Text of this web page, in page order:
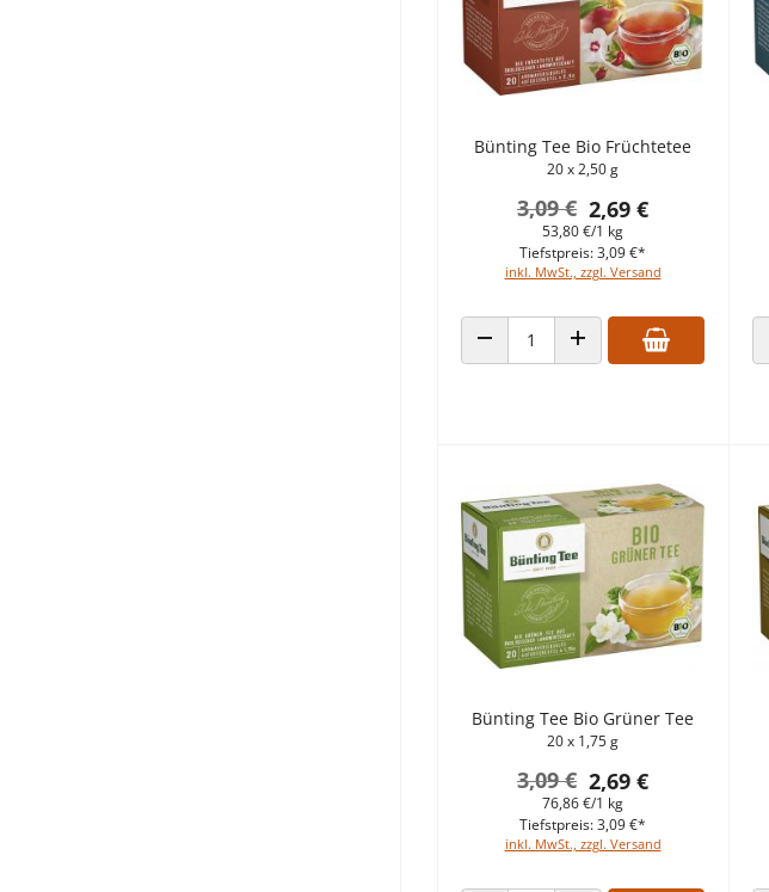
Bünting Tee Bio Früchtetee
20 x 2,50 g
2,69 €
3,09 €
53,80 €/1 kg
inkl. MwSt., zzgl. Versand
Tiefstpreis: 3,09 €*
ANZAHL VERRINGERNANZAHL ERHÖHEN
Bünting Tee Bio Grüner Tee
20 x 1,75 g
2,69 €
3,09 €
76,86 €/1 kg
inkl. MwSt., zzgl. Versand
Tiefstpreis: 3,09 €*